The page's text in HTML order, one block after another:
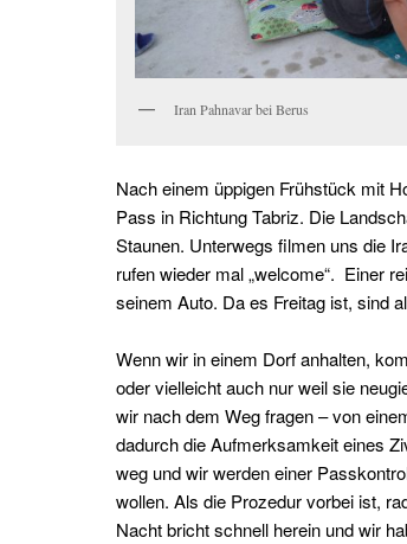
Iran Pahnavar bei Berus
Nach einem üppigen Frühstück mit
Pass in Richtung Tabriz. Die
Staunen. Unterwegs filmen uns die
rufen wieder mal „welcome“. Einer
seinem Auto. Da es Freitag ist, sind
Wenn wir in einem Dorf anhalten,
oder vielleicht auch nur weil sie
wir nach dem Weg fragen – von
dadurch die Aufmerksamkeit eines
weg und wir werden einer
wollen. Als die Prozedur vorbei ist,
Nacht bricht schnell herein und wir